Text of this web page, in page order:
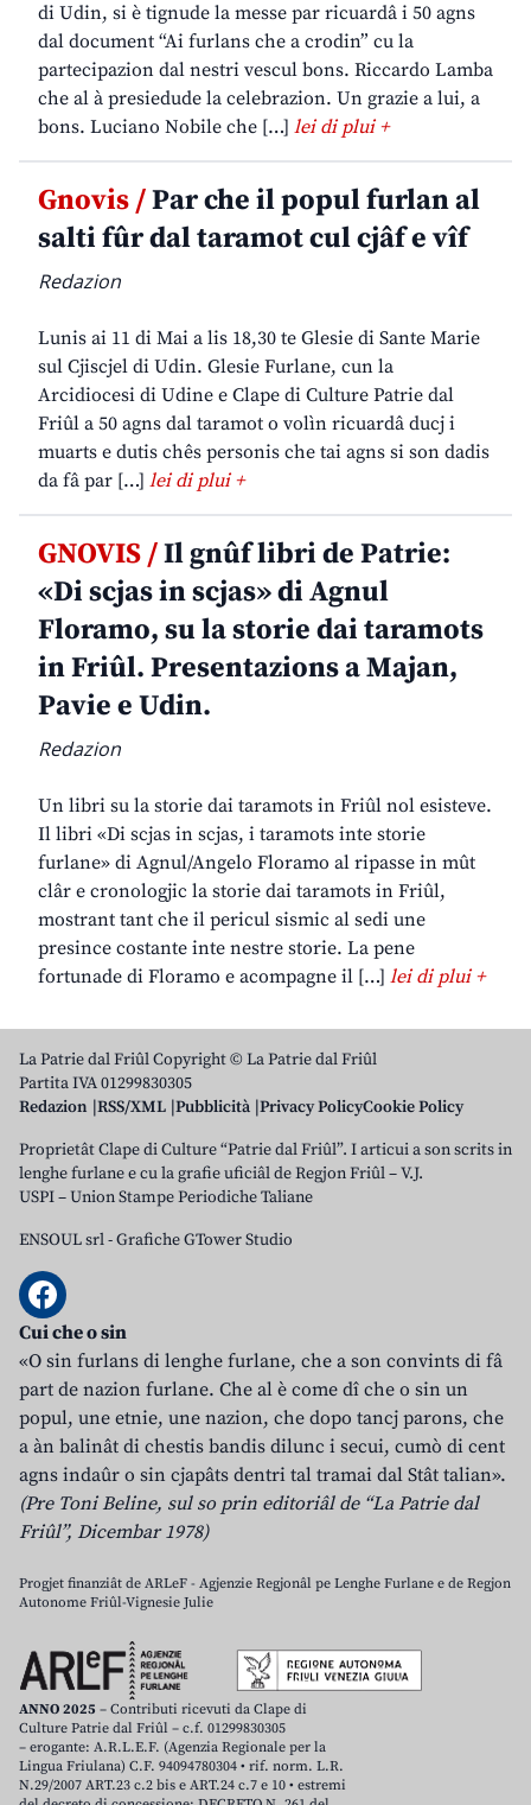
di Udin, si è tignude la messe par ricuardâ i 50 agns
dal document “Ai furlans che a crodin” cu la
partecipazion dal nestri vescul bons. Riccardo Lamba
che al à presiedude la celebrazion. Un grazie a lui, a
bons. Luciano Nobile che […] lei di plui +
Gnovis /Par che il popul furlan al
salti fûr dal taramot cul cjâf e vîf
Redazion
Lunis ai 11 di Mai a lis 18,30 te Glesie di Sante Marie
sul Cjiscjel di Udin. Glesie Furlane, cun la
Arcidiocesi di Udine e Clape di Culture Patrie dal
Friûl a 50 agns dal taramot o volìn ricuardâ ducj i
muarts e dutis chês personis che tai agns si son dadis
da fâ par […] lei di plui +
GNOVIS /Il gnûf libri de Patrie:
«Di scjas in scjas» di Agnul
Floramo, su la storie dai taramots
in Friûl. Presentazions a Majan,
Pavie e Udin.
Redazion
Un libri su la storie dai taramots in Friûl nol esisteve.
Il libri «Di scjas in scjas, i taramots inte storie
furlane» di Agnul/Angelo Floramo al ripasse in mût
clâr e cronologjic la storie dai taramots in Friûl,
mostrant tant che il pericul sismic al sedi une
presince costante inte nestre storie. La pene
fortunade di Floramo e acompagne il […] lei di plui +
La Patrie dal Friûl Copyright © La Patrie dal Friûl
Partita IVA 01299830305
Redazion RSS/XML Pubblicità Privacy PolicyCookie Policy
Proprietât Clape di Culture “Patrie dal Friûl”. I articui a son scrits in
lenghe furlane e cu la grafie uficiâl de Regjon Friûl – V.J.
USPI – Union Stampe Periodiche Taliane
ENSOUL srl-Grafiche GTower Studio
Cui che o sin
«O sin furlans di lenghe furlane, che a son convints di fâ
part de nazion furlane. Che al è come dî che o sin un
popul, une etnie, une nazion, che dopo tancj parons, che
a àn balinât di chestis bandis dilunc i secui, cumò di cent
agns indaûr o sin cjapâts dentri tal tramai dal Stât talian».
(Pre Toni Beline, sul so prin editoriâl de “La Patrie dal
Friûl”, Dicembar 1978)
Progjet finanziât de ARLeF - Agjenzie Regjonâl pe Lenghe Furlane e de Regjon
Autonome Friûl-Vignesie Julie
ANNO 2025 – Contributi ricevuti da Clape di
Culture Patrie dal Friûl – c.f. 01299830305
– erogante: A.R.L.E.F. (Agenzia Regionale per la
Lingua Friulana) C.F. 94094780304 • rif. norm. L.R.
N.29/2007 ART.23 c.2 bis e ART.24 c.7 e 10 • estremi